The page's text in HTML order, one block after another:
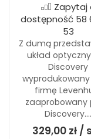
Zapytaj
dostępność 58
53
Z dumą
układ
Discovery
wyprodukowany
firmę
zaaprobowany
Discovery....
329,00 zł /